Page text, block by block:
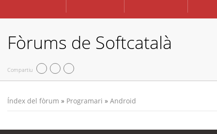
Fòrums de Softcatalà
Compartiu
Índex del fòrum » Programari » Android